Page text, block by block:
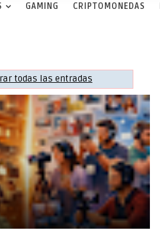
GAMING CRIPTOMONEDAS
todas las entradas